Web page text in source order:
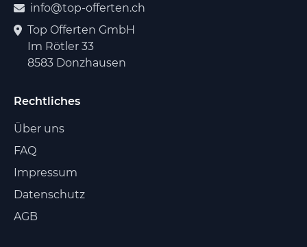
info@top-offerten.ch
Top Offerten GmbH
Im Rötler 33
8583 Donzhausen
Rechtliches
Über uns
FAQ
Impressum
Datenschutz
AGB